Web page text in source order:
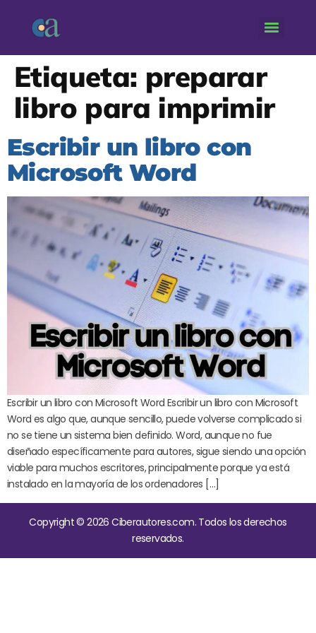
Etiqueta: preparar
libro para imprimir
Escribir un libro con
Microsoft Word
Escribir un libro con Microsoft Word Escribir un libro con Microsoft
Word es algo que, aunque sencillo, puede volverse complicado si
no se tiene un sistema bien definido. Word, aunque no fue
diseñado específicamente para autores, sigue siendo una opción
viable para muchos escritores, principalmente porque ya está
instalado en la mayoría de los ordenadores […]
Copyright © 2026 Ciberautores.com. Todos los derechos
reservados.